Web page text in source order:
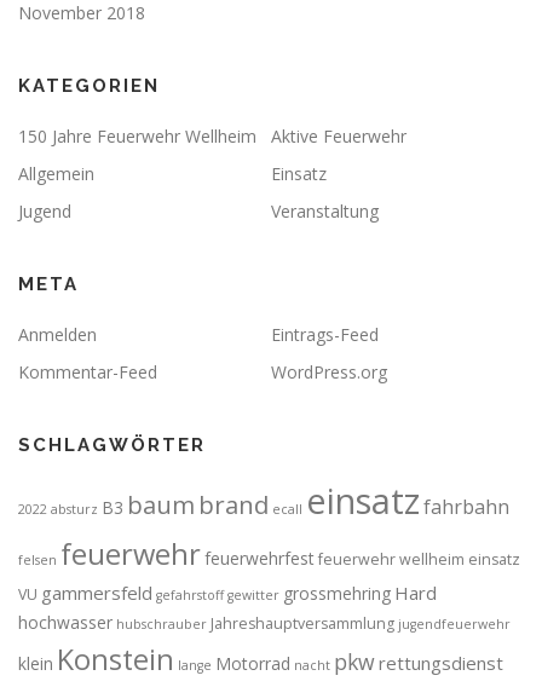
November 2018
KATEGORIEN
150 Jahre Feuerwehr Wellheim
Aktive Feuerwehr
Allgemein
Einsatz
Jugend
Veranstaltung
META
Anmelden
Eintrags-Feed
Kommentar-Feed
WordPress.org
SCHLAGWÖRTER
2022 absturz B3 baum brand ecall einsatzfahrbahn
felsen feuerwehrfeuerwehrfest feuerwehr wellheim einsatz
VU gammersfeld gefahrstoff gewitter grossmehring Hard
hochwasser hubschrauber Jahreshauptversammlung jugendfeuerwehr
klein Konstein lange Motorrad nacht pkwrettungsdienst